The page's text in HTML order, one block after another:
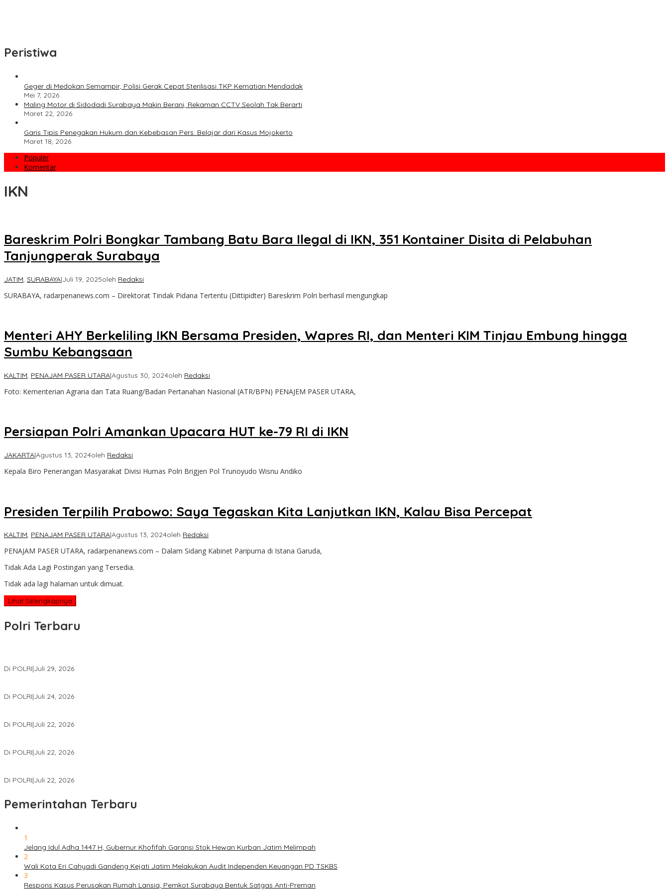
Peristiwa
Geger di Medokan Semampir, Polisi Gerak Cepat Sterilisasi TKP Kematian Mendadak
Mei 7, 2026
Maling Motor di Sidodadi Surabaya Makin Berani, Rekaman CCTV Seolah Tak Berarti
Maret 22, 2026
Garis Tipis Penegakan Hukum dan Kebebasan Pers: Belajar dari Kasus Mojokerto
Maret 18, 2026
Populer
Komentar
IKN
Bareskrim Polri Bongkar Tambang Batu Bara Ilegal di IKN, 351 Kontainer Disita di Pelabuhan
Tanjungperak Surabaya
JATIM, SURABAYA|Juli 19, 2025oleh Redaksi
SURABAYA, radarpenanews.com – Direktorat Tindak Pidana Tertentu (Dittipidter) Bareskrim Polri berhasil mengungkap
Menteri AHY Berkeliling IKN Bersama Presiden, Wapres RI, dan Menteri KIM Tinjau Embung hingga
Sumbu Kebangsaan
KALTIM, PENAJAM PASER UTARA|Agustus 30, 2024oleh Redaksi
Foto: Kementerian Agraria dan Tata Ruang/Badan Pertanahan Nasional (ATR/BPN) PENAJEM PASER UTARA,
Persiapan Polri Amankan Upacara HUT ke-79 RI di IKN
JAKARTA|Agustus 13, 2024oleh Redaksi
Kepala Biro Penerangan Masyarakat Divisi Humas Polri Brigjen Pol Trunoyudo Wisnu Andiko
Presiden Terpilih Prabowo: Saya Tegaskan Kita Lanjutkan IKN, Kalau Bisa Percepat
KALTIM, PENAJAM PASER UTARA|Agustus 13, 2024oleh Redaksi
PENAJAM PASER UTARA, radarpenanews.com – Dalam Sidang Kabinet Paripurna di Istana Garuda,
Tidak Ada Lagi Postingan yang Tersedia.
Tidak ada lagi halaman untuk dimuat.
Lihat Selengkapnya
Polri Terbaru
Di POLRI|Juli 29, 2026
Di POLRI|Juli 24, 2026
Di POLRI|Juli 22, 2026
Di POLRI|Juli 22, 2026
Di POLRI|Juli 22, 2026
Pemerintahan Terbaru
1
Jelang Idul Adha 1447 H, Gubernur Khofifah Garansi Stok Hewan Kurban Jatim Melimpah
2
Wali Kota Eri Cahyadi Gandeng Kejati Jatim Melakukan Audit Independen Keuangan PD TSKBS
3
Respons Kasus Perusakan Rumah Lansia, Pemkot Surabaya Bentuk Satgas Anti-Preman